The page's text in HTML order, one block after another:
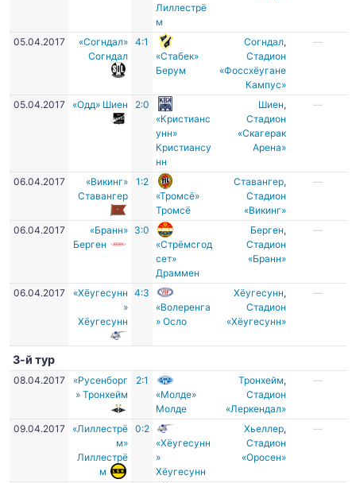
Лиллестрё
м
05.04.2017
«Согндал»
Согндал
4:1
«Стабек»
Берум
Согндал,
Стадион
«Фоссхёугане
Кампус»
—
05.04.2017 «Одд» Шиен
2:0
«Кристианс
унн»
Кристиансу
нн
Шиен,
Cтадион
«Скагерак
Арена»
—
06.04.2017
«Викинг»
Ставангер
1:2
«Тромсё»
Тромсё
Ставангер,
Стадион
«Викинг»
—
06.04.2017
«Бранн»
Берген
3:0
«Стрёмсгод
сет»
Драммен
Берген,
Стадион
«Бранн»
—
06.04.2017
«Хёугесунн
»
Хёугесунн
4:3
«Волеренга
» Осло
Хёугесунн,
Cтадион
«Хёугесунн»
—
3-й тур
08.04.2017
«Русенборг
» Тронхейм
2:1
«Молде»
Молде
Тронхейм,
Стадион
«Леркендал»
—
09.04.2017
«Лиллестрё
м»
Лиллестрё
м
0:2
«Хёугесунн
»
Хёугесунн
Хьеллер,
Стадион
«Оросен»
—